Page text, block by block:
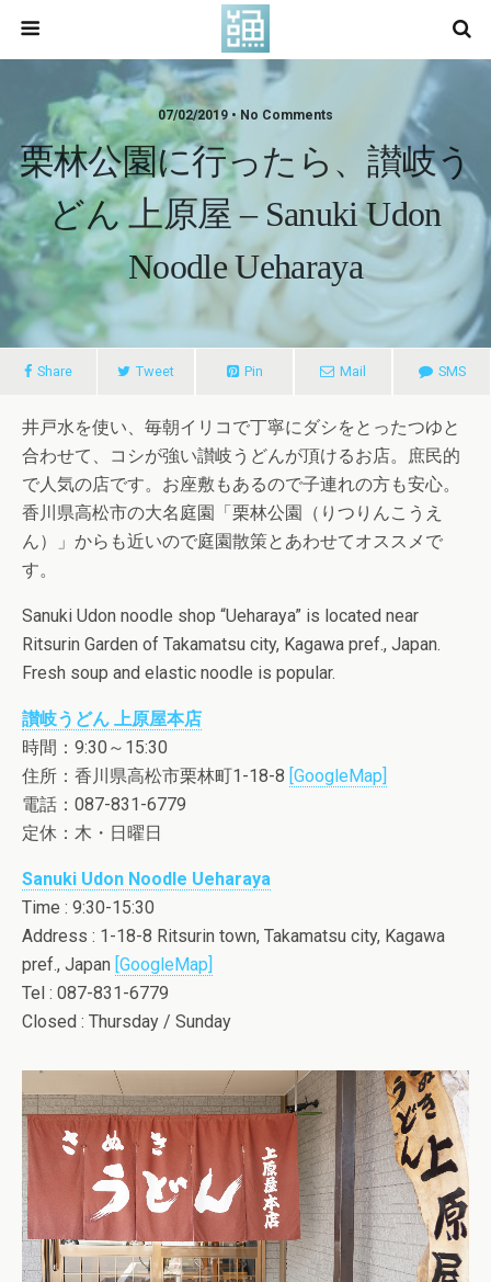
07/02/2019 • No Comments
栗林公園に行ったら、讃岐う
どん 上原屋 – Sanuki Udon
Noodle Ueharaya
Share Tweet Pin Mail SMS
井戸水を使い、毎朝イリコで丁寧にダシをとったつゆと
合わせて、コシが強い讃岐うどんが頂けるお店。庶民的
で人気の店です。お座敷もあるので子連れの方も安心。
香川県高松市の大名庭園「栗林公園（りつりんこうえ
ん）」からも近いので庭園散策とあわせてオススメで
す。
Sanuki Udon noodle shop “Ueharaya” is located near
Ritsurin Garden of Takamatsu city, Kagawa pref., Japan.
Fresh soup and elastic noodle is popular.
讃岐うどん 上原屋本店
時間：9:30～15:30
住所：香川県高松市栗林町1-18-8 [GoogleMap]
電話：087-831-6779
定休：木・日曜日
Sanuki Udon Noodle Ueharaya
Time : 9:30-15:30
Address : 1-18-8 Ritsurin town, Takamatsu city, Kagawa
pref., Japan [GoogleMap]
Tel : 087-831-6779
Closed : Thursday / Sunday